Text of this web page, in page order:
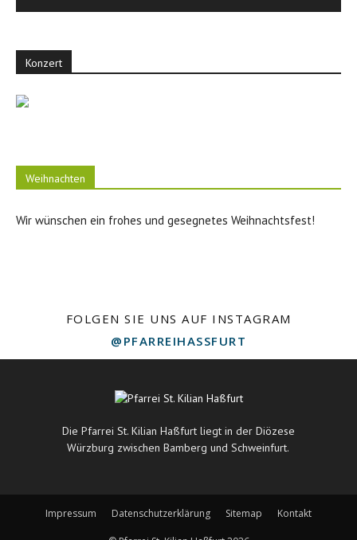
Konzert
Weihnachten
Wir wünschen ein frohes und gesegnetes Weihnachtsfest!
FOLGEN SIE UNS AUF INSTAGRAM
@PFARREIHASSFURT
Die Pfarrei St. Kilian Haßfurt liegt in der Diözese
Würzburg zwischen Bamberg und Schweinfurt.
Impressum Datenschutzerklärung Sitemap Kontakt